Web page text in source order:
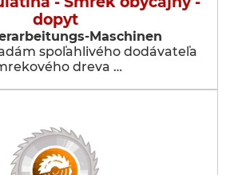
dopyt
Maschinen
spoľahlivého dodávateľa
dreva …